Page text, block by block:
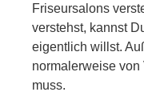
Friseursalons
verstehst, kannst
eigentlich willst.
normalerweise von
muss.